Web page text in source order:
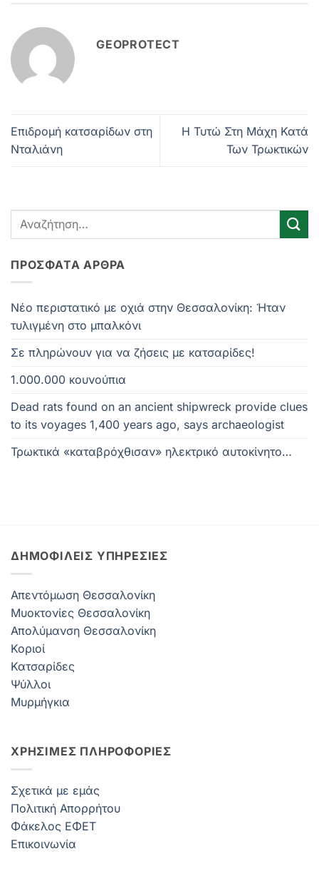
GEOPROTECT
Επιδρομή κατσαρίδων στη
Νταλιάνη
Η Τυτώ Στη Μάχη Κατά
Των Τρωκτικών
ΠΡΌΣΦΑΤΑ ΆΡΘΡΑ
Νέο περιστατικό με οχιά στην Θεσσαλονίκη: Ήταν
τυλιγμένη στο μπαλκόνι
Σε πληρώνουν για να ζήσεις με κατσαρίδες!
1.000.000 κουνούπια
Dead rats found on an ancient shipwreck provide clues
to its voyages 1,400 years ago, says archaeologist
Τρωκτικά «καταβρόχθισαν» ηλεκτρικό αυτοκίνητο…
ΔΗΜΟΦΙΛΕΊΣ ΥΠΗΡΕΣΊΕΣ
Απεντόμωση Θεσσαλονίκη
Μυοκτονίες Θεσσαλονίκη
Απολύμανση Θεσσαλονίκη
Κοριοί
Κατσαρίδες
Ψύλλοι
Μυρμήγκια
ΧΡΗΣΙΜΕΣ ΠΛΗΡΟΦΟΡΙΕΣ
Σχετικά με εμάς
Πολιτική Απορρήτου
Φάκελος ΕΦΕΤ
Επικοινωνία